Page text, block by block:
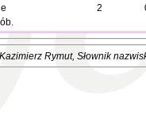
2
Kazimierz Rymut, Słownik